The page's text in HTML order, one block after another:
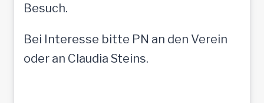
Besuch.
Bei Interesse bitte PN an den Verein
oder an Claudia Steins.